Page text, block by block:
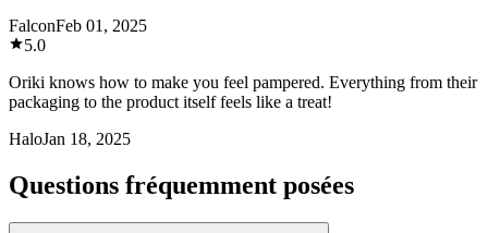
FalconFeb 01, 2025
5.0
Oriki knows how to make you feel pampered. Everything from their
packaging to the product itself feels like a treat!
HaloJan 18, 2025
Questions fréquemment posées